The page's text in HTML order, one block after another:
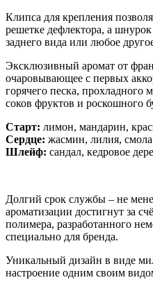
Клипса для крепления
решетке дефлектора, а
заднего вида или любое
Эксклюзивный аромат от
очаровывающее с первых
горячего песка, прохладного
соков фруктов и роскошного
Старт: лимон, мандарин,
Сердце: жасмин, лилия,
Шлейф: сандал, кедровое
Долгий срок службы – не
ароматизации достигнут за
полимера, разработанного
специально для бренда.
Уникальный дизайн в виде
настроение одним своим